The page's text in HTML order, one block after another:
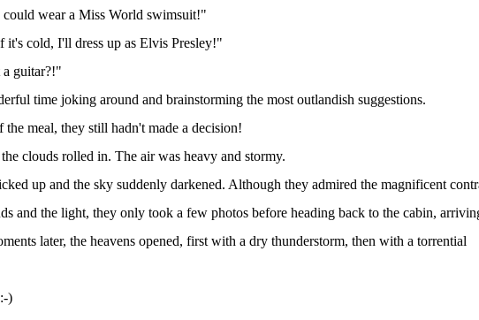
wear a Miss World swimsuit!"
cold, I'll dress up as Elvis Presley!"
guitar?!"
time joking around and brainstorming the most outlandish suggestions.
the meal, they still hadn't made a decision!
clouds rolled in. The air was heavy and stormy.
up and the sky suddenly darkened. Although they admired the magnificent
and the light, they only took a few photos before heading back to the cabin,
later, the heavens opened, first with a dry thunderstorm, then with a torrential
)